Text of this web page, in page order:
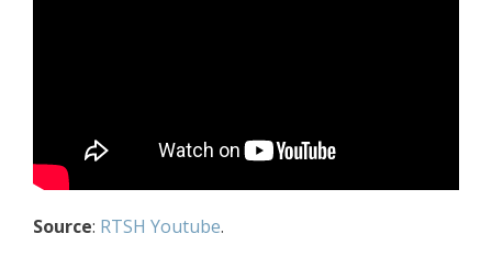
Source: RTSH Youtube.